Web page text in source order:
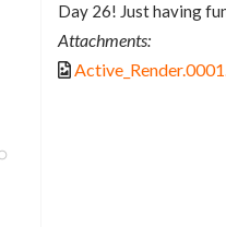
Day 26! Just having
Attachments: